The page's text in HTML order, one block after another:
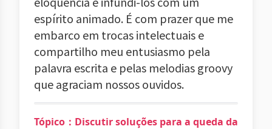
espírito animado. É com prazer que me
embarco em trocas intelectuais e
compartilho meu entusiasmo pela
palavra escrita e pelas melodias groovy
que agraciam nossos ouvidos.
Tópico：Discutir soluções para a queda da